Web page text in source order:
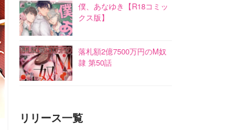
僕、あなゆき【R18コミッ
クス版】
落札額2億7500万円のM奴
隷 第50話
リリース一覧